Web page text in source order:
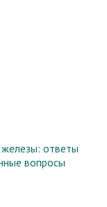
ответы
вопросы